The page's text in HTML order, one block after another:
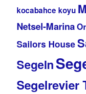
kocabahce koyu
Netsel-Marina
Sailors House
Segeln
Segelrevier